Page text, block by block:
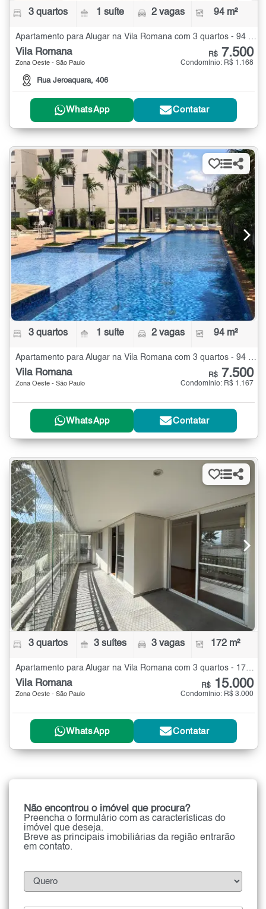
3 quartos 1 suíte 2 vagas 94 m²
Vila Romana
Zona Oeste - São Paulo
Rua Jeroaquara, 406
R$ 7.500
Condomínio: R$ 1.168
WhatsApp Contatar
3 quartos 1 suíte 2 vagas 94 m²
Apartamento para Alugar na Vila Romana com 3 quartos - 94 m²
Vila Romana
Zona Oeste - São Paulo
R$ 7.500
Condomínio: R$ 1.167
WhatsApp Contatar
3 quartos 3 suítes 3 vagas 172 m²
Apartamento para Alugar na Vila Romana com 3 quartos - 172 m²
Vila Romana
Zona Oeste - São Paulo
R$ 15.000
Condomínio: R$ 3.000
WhatsApp Contatar
Não encontrou o imóvel que procura?
Preencha o formulário com as características do
imóvel que deseja.
Breve as principais imobiliárias da região entrarão
em contato.